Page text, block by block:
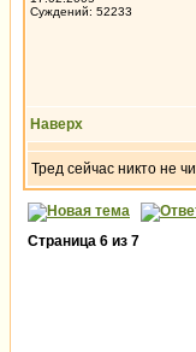
Суждений: 52233
Наверх
Тред сейчас никто не
Страница 6 из 7